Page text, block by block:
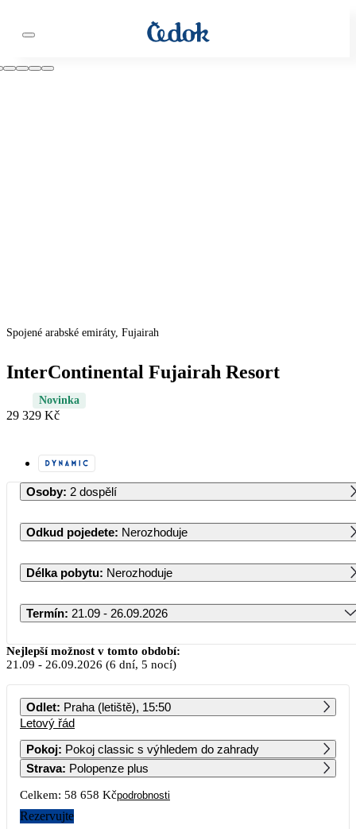
Spojené arabské emiráty, Fujairah
InterContinental Fujairah Resort
Novinka
29 329 Kč
Osoby: 2 dospělí
Odkud pojedete: Nerozhoduje
Délka pobytu: Nerozhoduje
Termín: 21.09 - 26.09.2026
Září 2026
PO ÚT ST ČT PÁ SO NE
35 559 35 269 35 679 38 419 35 389 32 619
7 8 9
14
30 209
Nejlepší možnost v tomto období:
21.09 - 26.09.2026 (6 dní, 5 nocí)
Odlet: Praha (letiště), 15:50
Letový řád
Pokoj:
Pokoj classic s výhledem do zahrady
Strava: Polopenze plus
Celkem: 58 658 Kčpodrobnosti
Rezervujte